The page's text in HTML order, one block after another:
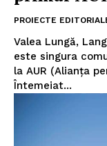
PROIECTE
Valea Lungă,
este singura
la AUR (Alianța
Întemeiat...